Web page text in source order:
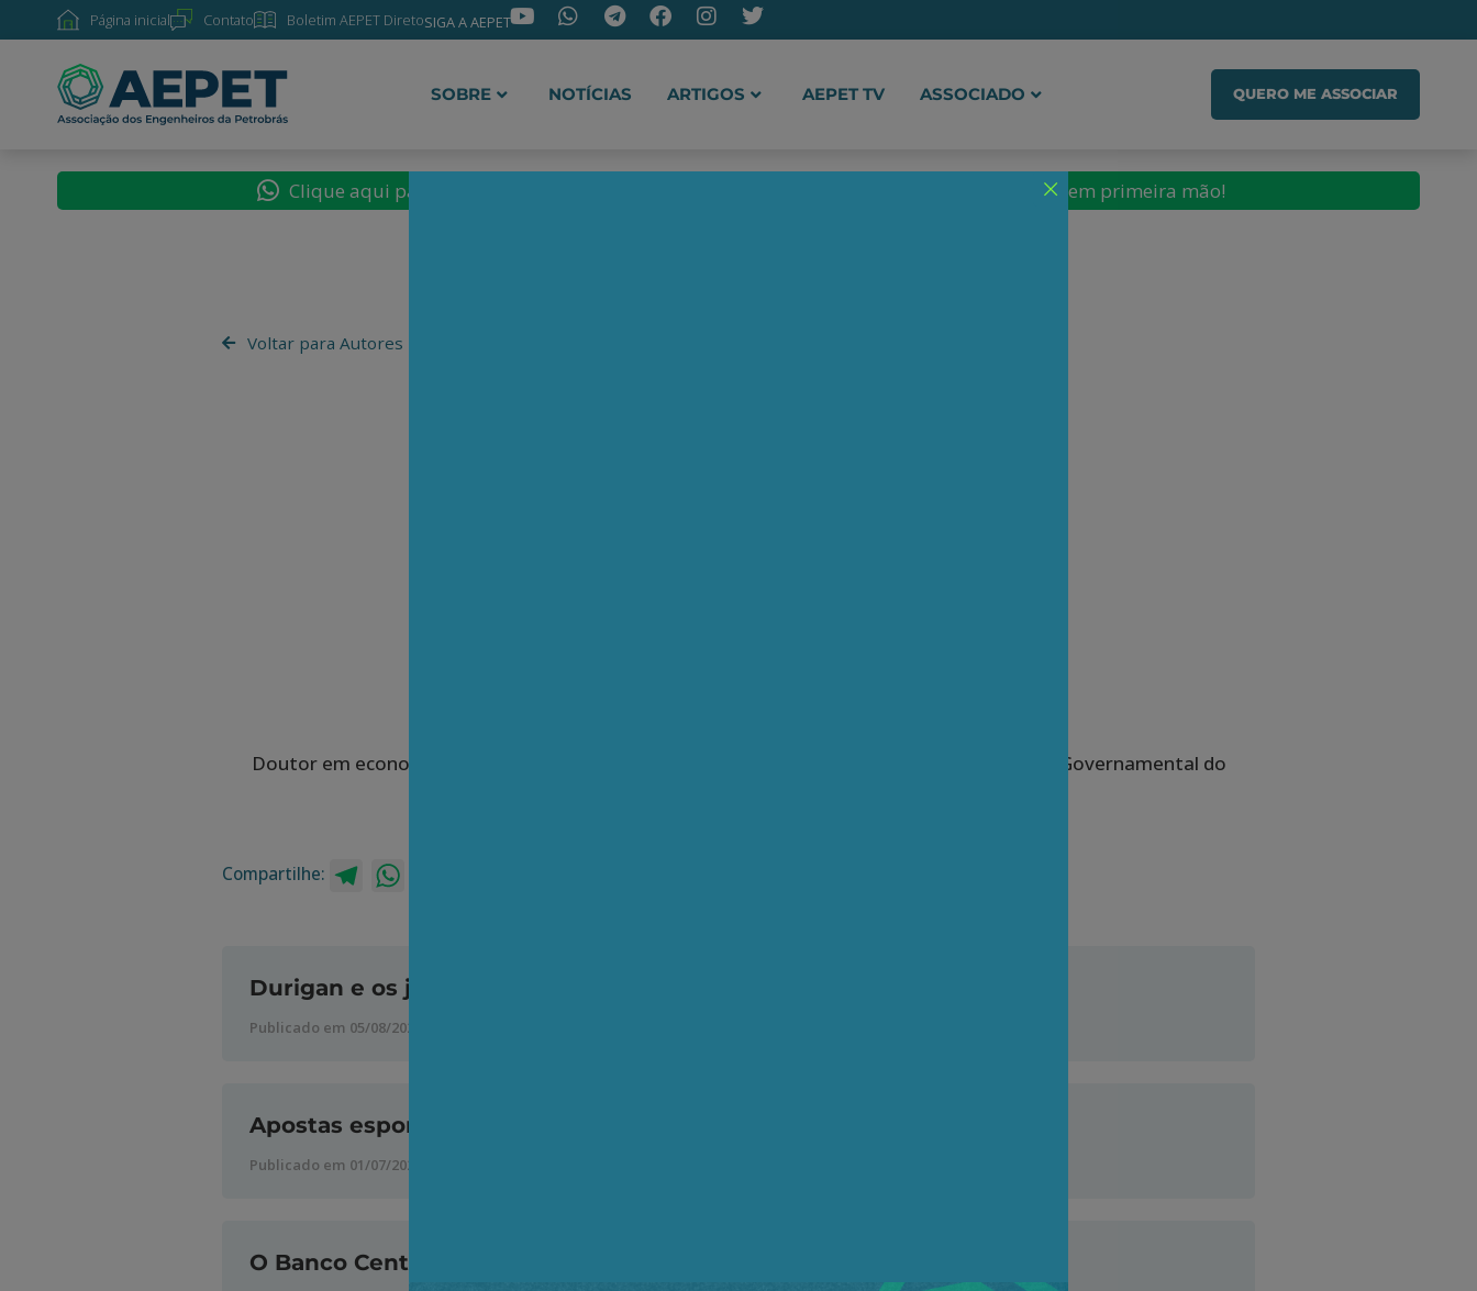
Página inicial Contato Boletim AEPET DiretoSIGA A AEPET
SOBRE NOTÍCIAS ARTIGOS AEPET TV ASSOCIADO QUERO ME ASSOCIAR
Clique aqui para seguir o novo canal da AEPET no WhatsApp e receber nossos conteúdos em primeira mão!
Voltar para Autores
Doutor em economia e membro da carreira de Especialistas em Políticas Públicas e Gestão Governamental do
Compartilhe: Telegram
Durigan e os juros trilionários
Publicado em 05/08/2026
Apostas esportivas: tributar e regulamentar
Publicado em 01/07/2026
O Banco Central e a dolarização